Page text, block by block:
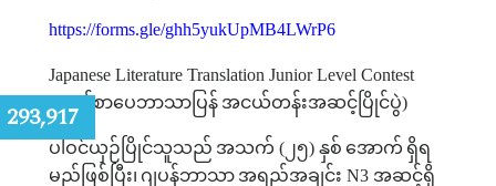
https://forms.gle/ghh5yukUpMB4LWrP6
Japanese Literature Translation Junior Level Contest
ဂျပန်စာပေဘာသာပြန် အငယ်တန်းအဆင့်ပြိုင်ပွဲ)
ပါဝင်ယှဉ်ပြိုင်သူသည် အသက် ( ၂၅)နှစ် အောက် ရှိရ
မည်ဖြစ်ပြီး၊ ဂျပန်ဘာသာ အရည်အချင်း N3 အဆင့်ရှိ
293,917